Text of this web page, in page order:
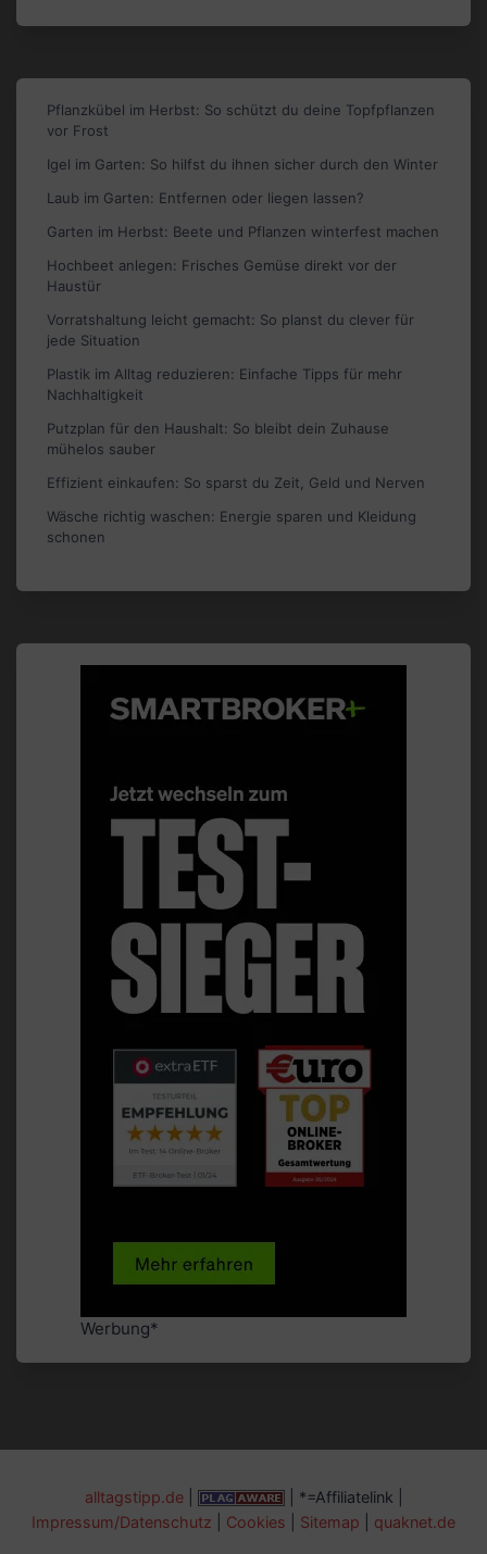
Pflanzkübel im Herbst: So schützt du deine Topfpflanzen
vor Frost
Igel im Garten: So hilfst du ihnen sicher durch den Winter
Laub im Garten: Entfernen oder liegen lassen?
Garten im Herbst: Beete und Pflanzen winterfest machen
Hochbeet anlegen: Frisches Gemüse direkt vor der
Haustür
Vorratshaltung leicht gemacht: So planst du clever für
jede Situation
Plastik im Alltag reduzieren: Einfache Tipps für mehr
Nachhaltigkeit
Putzplan für den Haushalt: So bleibt dein Zuhause
mühelos sauber
Effizient einkaufen: So sparst du Zeit, Geld und Nerven
Wäsche richtig waschen: Energie sparen und Kleidung
schonen
Werbung*
alltagstipp.de|
| *=Affiliatelink |
Impressum/Datenschutz
Cookies Sitemap quaknet.de